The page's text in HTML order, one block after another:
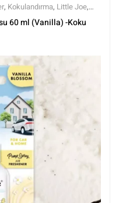
, Kokulandırma, Little Joe,
60 ml (Vanilla) -Koku